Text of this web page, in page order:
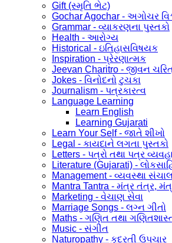
Gift (સ્મૃતિ ભેટ)
Gochar Agochar - અગોચર
Grammar - વ્યાકરણના પુસ્તકો
Health - આરોગ્ય
Historical - ઇતિહાસવિષયક
Inspiration - પ્રેરણાત્મક
Jeevan Charitro - જીવન
Jokes - વિનોદનો ટુચકા
Journalism - પત્રકારત્વ
Language Learning
Learn English
Learning Gujarati
Learn Your Self - જાતે શીખો
Legal - કાયદાને લગતા પુસ્તકો
Letters - પત્રો તથા પત્ર
Literature (Gujarati) -
Management - વ્યવસ્થા
Mantra Tantra - મંત્ર તંત્ર,
Marketing - વેચાણ સેવા
Marriage Songs - લગ્ન ગીતો
Maths - ગણિત તથા
Music - સંગીત
Naturopathy - કુદરતી ઉપચાર